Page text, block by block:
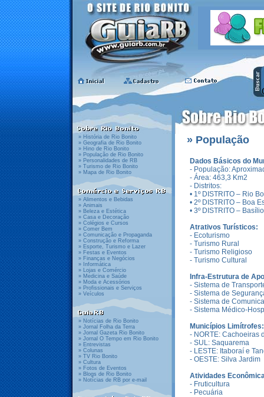
» História de Rio Bonito
» Geografia de Rio Bonito
» Hino de Rio Bonito
» População de Rio Bonito
» Personalidades de RB
» Turismo de Rio Bonito
» Mapa de Rio Bonito
» Alimentos e Bebidas
» Animais
» Beleza e Estética
» Casa e Decoração
» Colégios e Cursos
» Comer Bem
» Comunicação e Propaganda
» Construção e Reforma
» Esporte, Turismo e Lazer
» Festas e Eventos
» Finanças e Negócios
» Informática
» Lojas e Comércio
» Medicina e Saúde
» Moda e Acessórios
» Profissionais e Serviços
» Veículos
» Notícias de Rio Bonito
» Jornal Folha da Terra
» Jornal Gazeta Rio Bonito
» Jornal O Tempo em Rio Bonito
» Entrevistas
» Colunas
» TV Rio Bonito
» Cultura
» Fotos de Eventos
» Blogs de Rio Bonito
» Notícias de RB por e-mail
» População
Dados Básicos do
- População:
- Área: 463,3 Km2
- Distritos:
• 1º DISTRITO – Rio
• 2º DISTRITO – Boa
• 3º DISTRITO – Basílio
Atrativos Turísticos:
- Ecoturismo
- Turismo Rural
- Turismo Religioso
- Turismo Cultural
Infra-Estrutura de
- Sistema de
- Sistema de
- Sistema de
- Sistema Médico-
Municípios Limítrofes:
- NORTE: Cachoeiras
- SUL: Saquarema
- LESTE: Itaboraí e
- OESTE: Silva Jardim
Atividades
- Fruticultura
- Pecuária